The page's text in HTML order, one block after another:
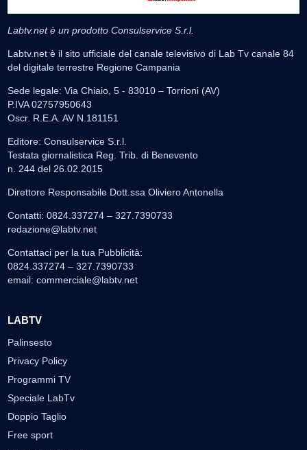
Labtv.net è un prodotto Consulservice S.r.l.
Labtv.net è il sito ufficiale del canale televisivo di Lab Tv canale 84
del digitale terrestre Regione Campania
Sede legale: Via Chiaio, 5 - 83010 – Torrioni (AV)
P.IVA 02757950643
Oscr. R.E.A. AV N.181151
Editore: Consulservice S.r.l.
Testata giornalistica Reg. Trib. di Benevento
n. 244 del 26.02.2015
Direttore Responsabile Dott.ssa Oliviero Antonella
Contatti: 0824.337274 – 327.7390733
redazione@labtv.net
Contattaci per la tua Pubblicità:
0824.337274 – 327.7390733
email: commerciale@labtv.net
LABTV
Palinsesto
Privacy Policy
Programmi TV
Speciale LabTv
Doppio Taglio
Free sport